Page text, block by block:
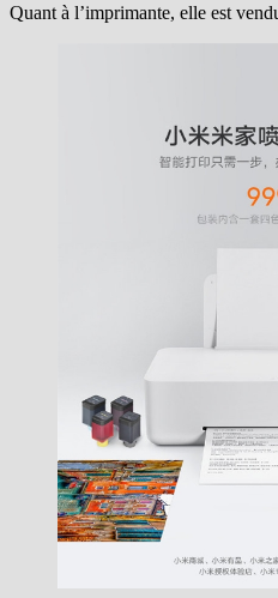
Quant à l’imprimante, elle est